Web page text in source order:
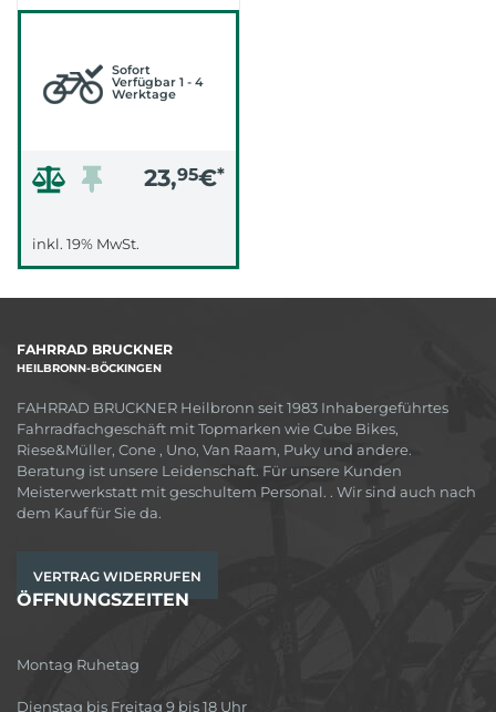
FÜR MAGURA
Sofort
Verfügbar 1 - 4
Werktage
23,95€*
inkl. 19% MwSt.
FAHRRAD BRUCKNER
HEILBRONN-BÖCKINGEN
FAHRRAD BRUCKNER Heilbronn seit 1983 Inhabergeführtes
Fahrradfachgeschäft mit Topmarken wie Cube Bikes,
Riese&Müller, Cone , Uno, Van Raam, Puky und andere.
Beratung ist unsere Leidenschaft. Für unsere Kunden
Meisterwerkstatt mit geschultem Personal. . Wir sind auch nach
dem Kauf für Sie da.
VERTRAG WIDERRUFEN
ÖFFNUNGSZEITEN
Montag Ruhetag
Dienstag bis Freitag 9 bis 18 Uhr